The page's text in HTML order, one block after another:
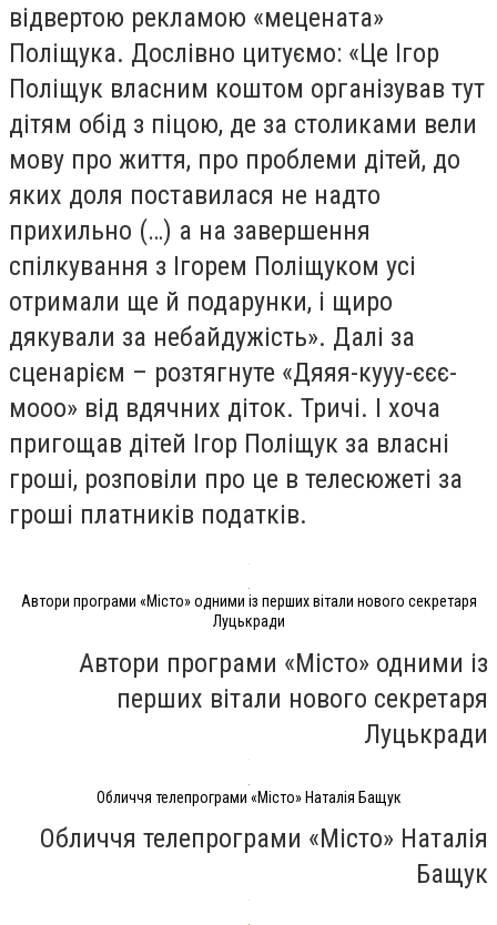
відвертою рекламою «мецената»
Поліщука. Дослівно цитуємо: «Це Ігор
Поліщук власним коштом організував тут
дітям обід з піцою, де за столиками вели
мову про життя, про проблеми дітей, до
яких доля поставилася не надто
прихильно (…) а на завершення
спілкування з Ігорем Поліщуком усі
отримали ще й подарунки, і щиро
дякували за небайдужість». Далі за
сценарієм – розтягнуте «Дяяя-кууу-єєє-
мооо» від вдячних діток. Тричі. І хоча
пригощав дітей Ігор Поліщук за власні
гроші, розповіли про це в телесюжеті за
гроші платників податків.
Автори програми «Місто» одними із перших вітали нового секретаря
Луцькради
Автори програми «Місто» одними із
перших вітали нового секретаря
Луцькради
Обличчя телепрограми «Місто» Наталія Бащук
Обличчя телепрограми «Місто» Наталія
Бащук